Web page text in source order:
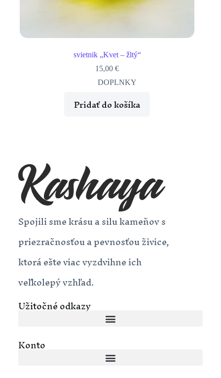
svietnik „Kvet – žltý“
15,00€
DOPLNKY
Pridať do košíka
Spojili sme krásu a silu kameňov s
priezračnosťou a pevnosťou živice,
ktorá ešte viac vyzdvihne ich
veľkolepý vzhľad.
Užitočné odkazy
Konto